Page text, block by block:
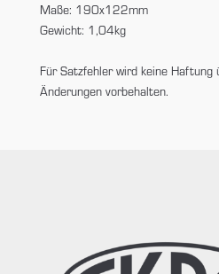
Maße: 190x122mm
Gewicht: 1,04kg
Für Satzfehler wird keine Haftung
Änderungen vorbehalten.